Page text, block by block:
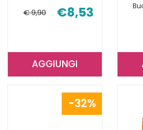
€ 9,90 €8,53
AGGIUNGIAGGIUNGI VITADYN
POTASS
10BUST AL
32%